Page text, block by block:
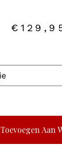
€
Toevoegen Aan